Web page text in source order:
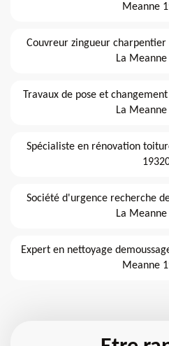
Meanne
Couvreur zingueur
La
Travaux de pose et
La
Spécialiste en rénovation
Société d'urgence recherche
La
Expert en nettoyage
Meanne